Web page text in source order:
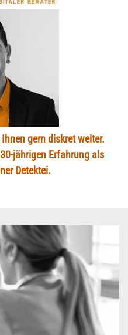
gern diskret weiter.
jährigen Erfahrung als
Detektei.